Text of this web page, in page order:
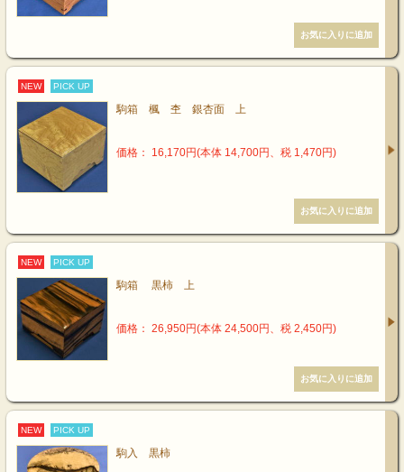
NEW PICK UP
駒箱 楓 杢 銀杏面 上
価格： 16,170円(本体 14,700円、税 1,470円)
NEW PICK UP
駒箱 黒柿 上
価格： 26,950円(本体 24,500円、税 2,450円)
NEW PICK UP
駒入 黒柿